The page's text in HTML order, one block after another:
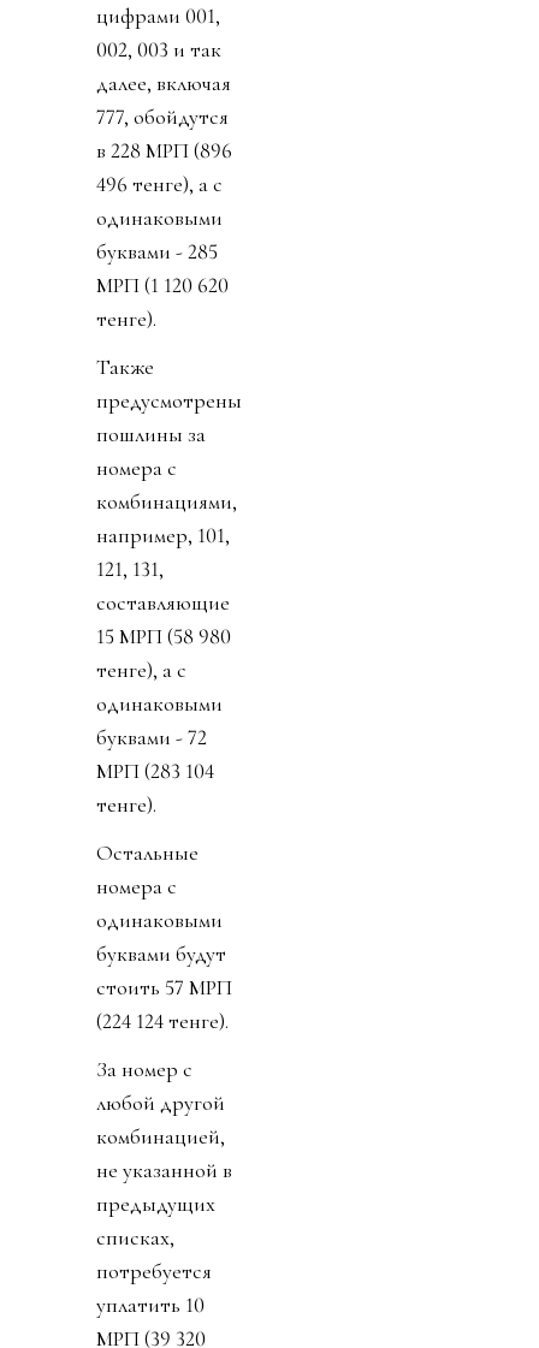
цифрами 001,
002, 003 и так
далее, включая
777, обойдутся
в 228 МРП (896
496 тенге), а с
одинаковыми
буквами - 285
МРП (1 120 620
тенге).
Также
предусмотрены
пошлины за
номера с
комбинациями,
например, 101,
121, 131,
составляющие
15 МРП (58 980
тенге), а с
одинаковыми
буквами - 72
МРП (283 104
тенге).
Остальные
номера с
одинаковыми
буквами будут
стоить 57 МРП
(224 124 тенге).
За номер с
любой другой
комбинацией,
не указанной в
предыдущих
списках,
потребуется
уплатить 10
МРП (39 320